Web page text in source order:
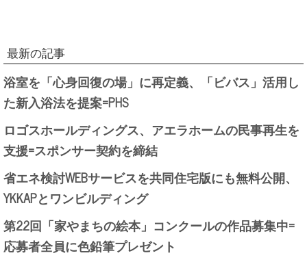
最新の記事
浴室を「心身回復の場」に再定義、「ビバス」活用し
た新入浴法を提案=PHS
ロゴスホールディングス、アエラホームの民事再生を
支援=スポンサー契約を締結
省エネ検討WEBサービスを共同住宅版にも無料公開、
YKKAPとワンビルディング
第22回「家やまちの絵本」コンクールの作品募集中=
応募者全員に色鉛筆プレゼント